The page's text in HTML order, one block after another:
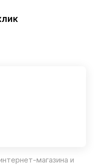
магазина и